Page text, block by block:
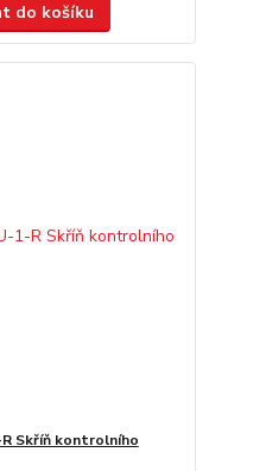
do košíku
Skříň kontrolního